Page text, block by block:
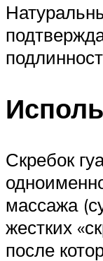
Скребок
массажа
жестких
после